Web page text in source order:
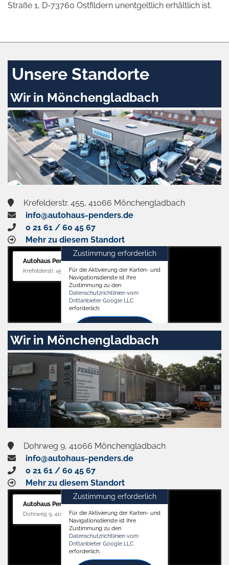
Straße 1, D-73760 Ostfildern unentgeltlich erhältlich ist.
Unsere Standorte
Wir in Mönchengladbach
Krefelderstr. 455, 41066 Mönchengladbach
info@autohaus-penders.de
0 21 61 / 60 45 67
Mehr zu diesem Standort
Autohaus Penders (Verkauf)
Krefelderstr. 455, 41066 Mönchengladbach
Zustimmung erforderlich
Für die Aktivierung der Karten- und
Navigationsdienste ist Ihre
Zustimmung zu den
Datenschutzrichtlinien vom
Drittanbieter Google LLC
erforderlich.
Zustimmen
und
aktivieren
Wir in Mönchengladbach
Dohrweg 9, 41066 Mönchengladbach
info@autohaus-penders.de
0 21 61 / 60 45 67
Mehr zu diesem Standort
Autohaus Penders (Service)
Dohrweg 9, 41066 Mönchengladbach
Zustimmung erforderlich
Für die Aktivierung der Karten- und
Navigationsdienste ist Ihre
Zustimmung zu den
Datenschutzrichtlinien vom
Drittanbieter Google LLC
erforderlich.